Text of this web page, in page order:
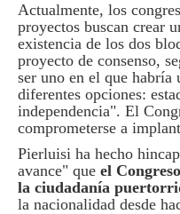
Actualmente, los
proyectos buscan crear
existencia de los dos
proyecto de consenso,
ser uno en el que habría
diferentes opciones:
independencia". El
comprometerse a
Pierluisi ha hecho
avance" que el
la ciudadanía
la nacionalidad desde